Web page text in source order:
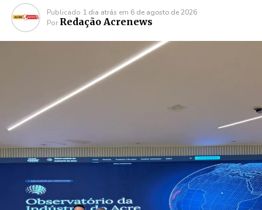
Publicado 1 dia atrás em 6 de agosto de 2026
Por Redação Acrenews